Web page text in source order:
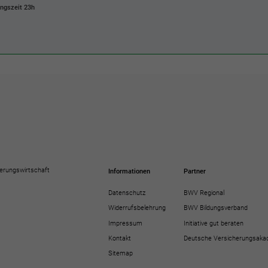
23h
Informationen
Datenschutz
Widerrufsbelehrung
Impressum
Kontakt
Sitemap
Partner
BWV Regional
BWV Bildungsverband
Initiative gut beraten
Deutsche